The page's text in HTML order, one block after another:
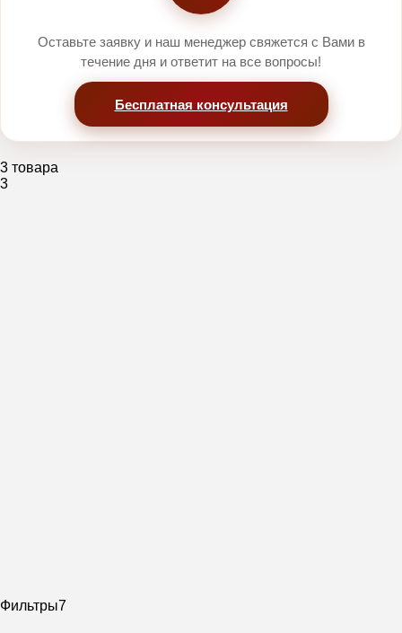
Оставьте заявку и наш менеджер свяжется с Вами в
течение дня и ответит на все вопросы!
Бесплатная консультация
3 товара
3
Фильтры7